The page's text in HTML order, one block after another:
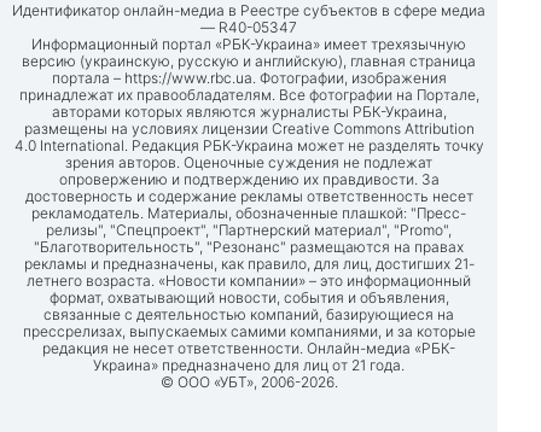
Идентификатор онлайн-медиа в Реестре субъектов в сфере медиа
— R40-05347
Информационный портал «РБК-Украина» имеет трехязычную
версию (украинскую, русскую и английскую), главная страница
портала – https://www.rbc.ua. Фотографии, изображения
принадлежат их правообладателям. Все фотографии на Портале,
авторами которых являются журналисты РБК-Украина,
размещены на условиях лицензии Creative Commons Attribution
4.0 International. Редакция РБК-Украина может не разделять точку
зрения авторов. Оценочные суждения не подлежат
опровержению и подтверждению их правдивости. За
достоверность и содержание рекламы ответственность несет
рекламодатель. Материалы, обозначенные плашкой: "Пресс-
релизы", "Спецпроект", "Партнерский материал", "Promo",
"Благотворительность", "Резонанс" размещаются на правах
рекламы и предназначены, как правило, для лиц, достигших 21-
летнего возраста. «Новости компании» – это информационный
формат, охватывающий новости, события и объявления,
связанные с деятельностью компаний, базирующиеся на
прессрелизах, выпускаемых самими компаниями, и за которые
редакция не несет ответственности. Онлайн-медиа «РБК-
Украина» предназначено для лиц от 21 года.
© ООО «УБТ», 2006-2026.